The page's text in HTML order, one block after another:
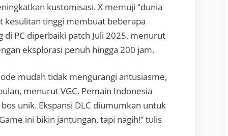
kustomisasi. X memuji “dunia
kesulitan tinggi membuat beberapa
PC diperbaiki patch Juli 2025, menurut
eksplorasi penuh hingga 200 jam.
mudah tidak mengurangi antusiasme,
menurut VGC. Pemain Indonesia
unik. Ekspansi DLC diumumkan untuk
ini bikin jantungan, tapi nagih!” tulis